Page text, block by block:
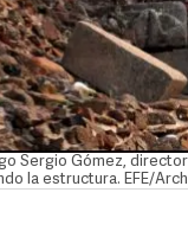
Sergio Gómez,
la estructura. EFE/